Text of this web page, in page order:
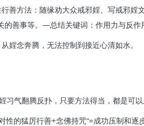
善方法：随缘劝大众戒邪婬、写戒邪
的善事等。—总结关键词：作用力与反作
婬念奔腾，无法控制到接近心清如水。
习气翻腾反扑，只要方法得当，都是可以
的猛厉行善+念佛持咒”=成功压制和逐